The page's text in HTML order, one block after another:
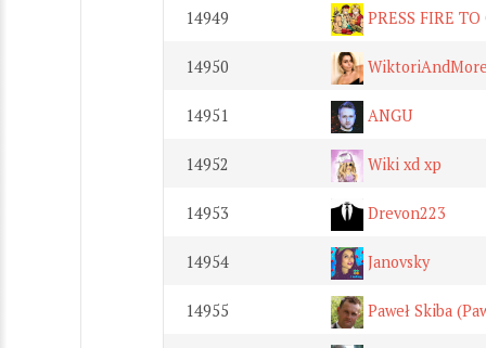
14949 PRESS FIRE
14950
14951 ANGU
14952 Wiki xd xp
14953 Drevon223
14954 Janovsky
14955 Paweł Skiba